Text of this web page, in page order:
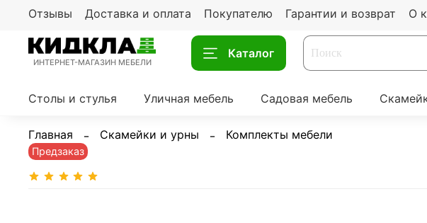
Отзывы Доставка и оплата Покупателю Гарантии и возврат О
ИНТЕРНЕТ-МАГАЗИН МЕБЕЛИ
Каталог
Столы и стулья Уличная мебель Садовая мебель
Главная Скамейки и урны Комплекты мебели
Предзаказ